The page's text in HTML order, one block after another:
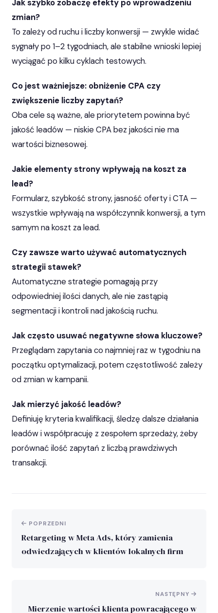
Jak szybko zobaczę efekty po wprowadzeniu
zmian?
To zależy od ruchu i liczby konwersji — zwykle widać
sygnały po 1–2 tygodniach, ale stabilne wnioski lepiej
wyciągać po kilku cyklach testowych.
Co jest ważniejsze: obniżenie CPA czy
zwiększenie liczby zapytań?
Oba cele są ważne, ale priorytetem powinna być
jakość leadów — niskie CPA bez jakości nie ma
wartości biznesowej.
Jakie elementy strony wpływają na koszt za
lead?
Formularz, szybkość strony, jasność oferty i CTA —
wszystkie wpływają na współczynnik konwersji, a tym
samym na koszt za lead.
Czy zawsze warto używać automatycznych
strategii stawek?
Automatyczne strategie pomagają przy
odpowiedniej ilości danych, ale nie zastąpią
segmentacji i kontroli nad jakością ruchu.
Jak często usuwać negatywne słowa kluczowe?
Przeglądam zapytania co najmniej raz w tygodniu na
początku optymalizacji, potem częstotliwość zależy
od zmian w kampanii.
Jak mierzyć jakość leadów?
Definiuję kryteria kwalifikacji, śledzę dalsze działania
leadów i współpracuję z zespołem sprzedaży, żeby
porównać ilość zapytań z liczbą prawdziwych
transakcji.
POPRZEDNI
Retargeting w Meta Ads, który zamienia
odwiedzających w klientów lokalnych firm
NASTĘPNY
Mierzenie wartości klienta powracającego w